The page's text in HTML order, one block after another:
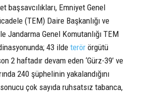
başsavcılıkları, Emniyet Genel
(TEM) Daire Başkanlığı ve
Jandarma Genel Komutanlığı TEM
43 ilde terör örgütü
2 haftadır devam eden ‘Gürz-39’ ve
240 şüphelinin yakalandığını
çok sayıda ruhsatsız tabanca,